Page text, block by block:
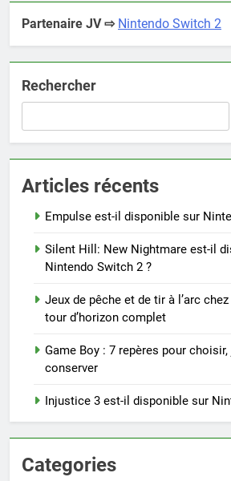
Partenaire JV ⇨ Nintendo Switch 2
Rechercher
Articles récents
Empulse est-il disponible sur
Silent Hill: New Nightmare est-il
Nintendo Switch 2 ?
Jeux de pêche et de tir à l’arc
tour d’horizon complet
Game Boy : 7 repères pour
conserver
Injustice 3 est-il disponible sur
Categories